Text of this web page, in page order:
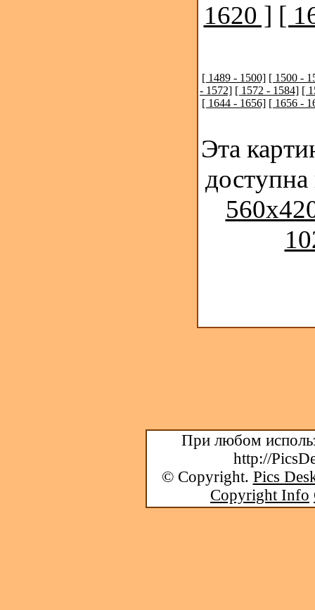
1620 ] [
[ 1489 - 1500] [ 1500 -
- 1572] [ 1572 - 1584] [
[ 1644 - 1656] [ 1656 -
Эта
При любом
http://
© Copyright. Pics
Copyright Info